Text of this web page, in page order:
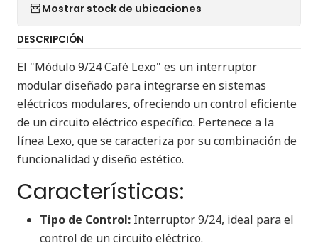
Mostrar stock de ubicaciones
DESCRIPCIÓN
El "Módulo 9/24 Café Lexo" es un interruptor
modular diseñado para integrarse en sistemas
eléctricos modulares, ofreciendo un control eficiente
de un circuito eléctrico específico. Pertenece a la
línea Lexo, que se caracteriza por su combinación de
funcionalidad y diseño estético.
Características:
Tipo de Control: Interruptor 9/24, ideal para el
control de un circuito eléctrico.